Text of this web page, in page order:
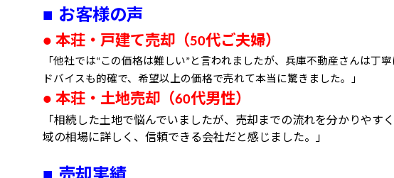
■ お客様の声
● 本荘・戸建て売却（50代ご夫婦）
「他社では“ この価格は難しい” と言われましたが、兵庫不動産さんは丁
ドバイスも的確で、希望以上の価格で売れて本当に驚きました。」
● 本荘・土地売却（60代男性）
「相続した土地で悩んでいましたが、売却までの流れを分かりやす
域の相場に詳しく、信頼できる会社だと感じました。」
■ 売却実績